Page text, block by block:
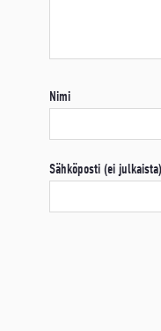
Nimi
Sähköposti (ei julkaista)